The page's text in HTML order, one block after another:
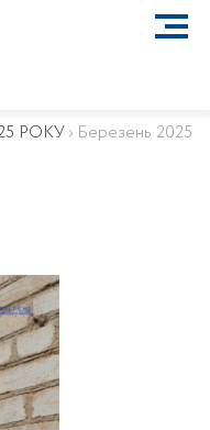
РОКУ› Березень 2025